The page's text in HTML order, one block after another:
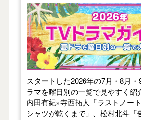
【2026年夏】TVドラマガイ
スタートした2026年の7月・8月
ラマを曜日別の一覧で見やすく紹
内田有紀×寺西拓人「ラストノー
シャツが乾くまで」、松村北斗「